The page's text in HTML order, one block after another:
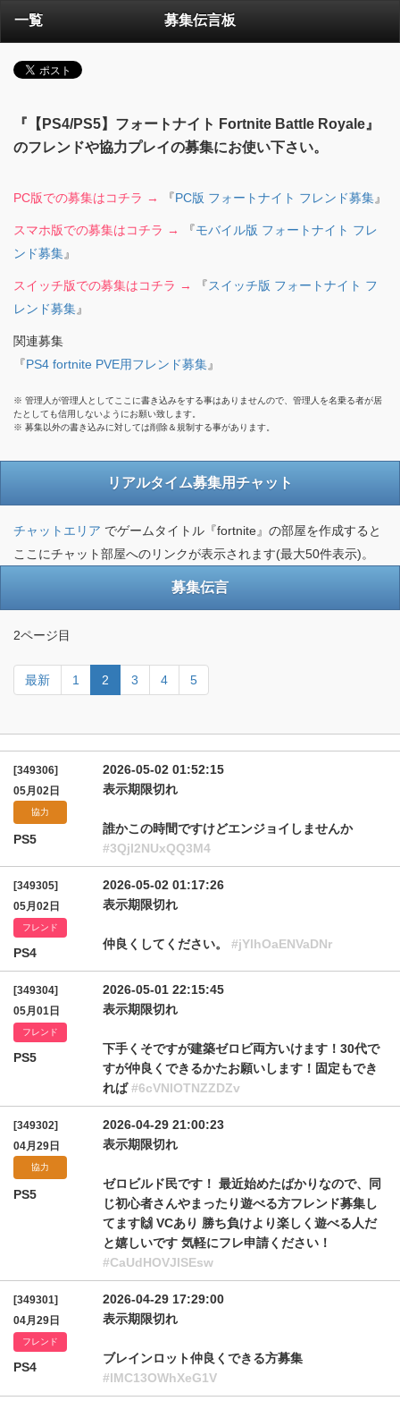
一覧 募集伝言板
『【PS4/PS5】フォートナイト Fortnite Battle Royale』
のフレンドや協力プレイの募集にお使い下さい。
PC版での募集はコチラ → 『PC版 フォートナイト フレンド募集』
スマホ版での募集はコチラ → 『モバイル版 フォートナイト フレ
ンド募集』
スイッチ版での募集はコチラ → 『スイッチ版 フォートナイト フ
レンド募集』
関連募集
『PS4 fortnite PVE用フレンド募集』
※ 管理人が管理人としてここに書き込みをする事はありませんので、管理人を名乗る者が居
たとしても信用しないようにお願い致します。
※ 募集以外の書き込みに対しては削除＆規制する事があります。
リアルタイム募集用チャット
チャットエリア でゲームタイトル『fortnite』の部屋を作成すると
ここにチャット部屋へのリンクが表示されます(最大50件表示)。
募集伝言
2ページ目
最新 1 2 3 4 5
[349306]
05月02日
協力
PS5
2026-05-02 01:52:15
表示期限切れ
誰かこの時間ですけどエンジョイしませんか
#3Qjl2NUxQQ3M4
[349305]
05月02日
フレンド
PS4
2026-05-02 01:17:26
表示期限切れ
仲良くしてください。 #jYlhOaENVaDNr
[349304]
05月01日
フレンド
PS5
2026-05-01 22:15:45
表示期限切れ
下手くそですが建築ゼロビ両方いけます！30代で
すが仲良くできるかたお願いします！固定もでき
れば#6cVNlOTNZZDZv
[349302]
04月29日
協力
PS5
2026-04-29 21:00:23
表示期限切れ
ゼロビルド民です！ 最近始めたばかりなので、同
じ初心者さんやまったり遊べる方フレンド募集し
てます🙌 VCあり 勝ち負けより楽しく遊べる人だ
と嬉しいです 気軽にフレ申請ください！
#CaUdHOVJlSEsw
[349301]
04月29日
フレンド
PS4
2026-04-29 17:29:00
表示期限切れ
ブレインロット仲良くできる方募集
#lMC13OWhXeG1V